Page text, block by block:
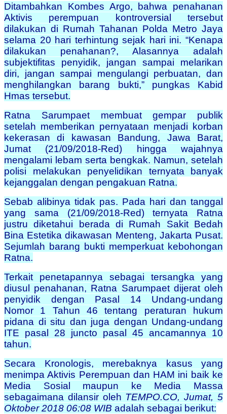
Ditambahkan Kombes Argo, bahwa penahanan
Aktivis perempuan kontroversial tersebut
dilakukan di Rumah Tahanan Polda Metro Jaya
selama 20 hari terhintung sejak hari ini. “Kenapa
dilakukan penahanan?, Alasannya adalah
subjektifitas penyidik, jangan sampai melarikan
diri, jangan sampai mengulangi perbuatan, dan
menghilangkan barang bukti,” pungkas Kabid
Hmas tersebut.
Ratna Sarumpaet membuat gempar publik
setelah memberikan pernyataan menjadi korban
kekerasan di kawasan Bandung, Jawa Barat,
Jumat (21/09/2018-Red) hingga wajahnya
mengalami lebam serta bengkak. Namun, setelah
polisi melakukan penyelidikan ternyata banyak
kejanggalan dengan pengakuan Ratna.
Sebab alibinya tidak pas. Pada hari dan tanggal
yang sama (21/09/2018-Red) ternyata Ratna
justru diketahui berada di Rumah Sakit Bedah
Bina Estetika dikawasan Menteng, Jakarta Pusat.
Sejumlah barang bukti memperkuat kebohongan
Ratna.
Terkait penetapannya sebagai tersangka yang
diusul penahanan, Ratna Sarumpaet dijerat oleh
penyidik dengan Pasal 14 Undang-undang
Nomor 1 Tahun 46 tentang peraturan hukum
pidana di situ dan juga dengan Undang-undang
ITE pasal 28 juncto pasal 45 ancamannya 10
tahun.
Secara Kronologis, merebaknya kasus yang
menimpa Aktivis Perempuan dan HAM ini baik ke
Media Sosial maupun ke Media Massa
sebagaimana dilansir oleh TEMPO.CO,Jumat, 5
Oktober 2018 06:08 WIB adalah sebagai berikut: